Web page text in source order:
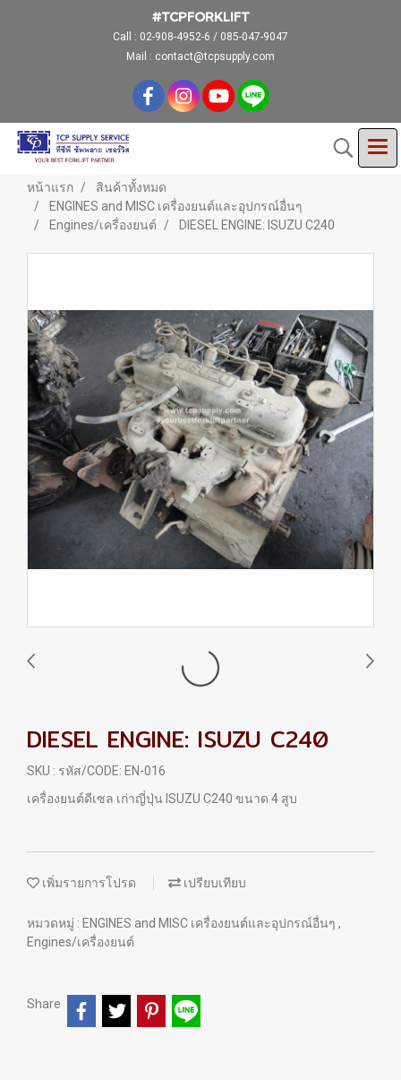
#TCPFORKLIFT
Call : 02-908-4952-6 / 085-047-9047
Mail : contact@tcpsupply.com
หน้าแรก
สินค้าทั้งหมด
ENGINES and MISC เครื่องยนต์และอุปกรณ์อื่นๆ
Engines/เครื่องยนต์
DIESEL ENGINE: ISUZU C240
DIESEL ENGINE: ISUZU C240
SKU : รหัส/CODE: EN-016
เครื่องยนต์ดีเซล เก่าญี่ปุ่น ISUZU C240 ขนาด 4 สูบ
เพิ่มรายการโปรด เปรียบเทียบ
หมวดหมู่ : ENGINES and MISC เครื่องยนต์และอุปกรณ์อื่นๆ ,
Engines/เครื่องยนต์
Share